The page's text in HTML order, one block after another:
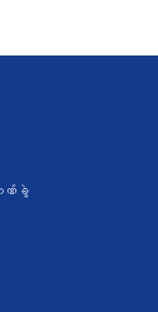
ဏ်ခွဲ